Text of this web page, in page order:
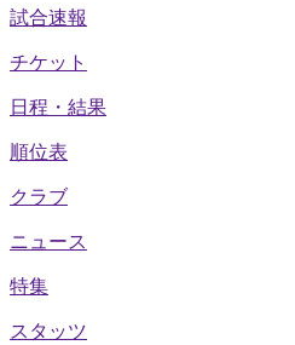
試合速報
チケット
日程・結果
順位表
クラブ
ニュース
特集
スタッツ